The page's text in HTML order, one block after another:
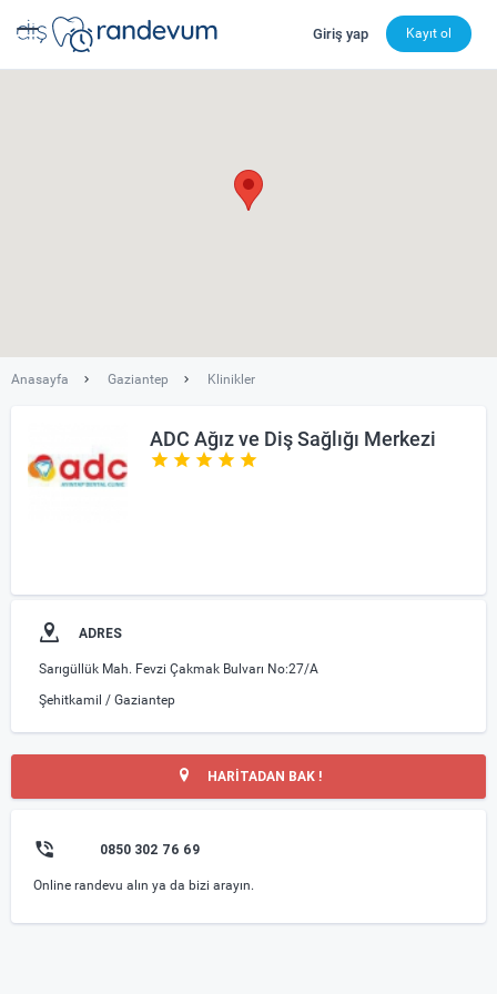
dishekimleri.net - Diş Hekimi Bul, Yorumları İncele ve
Giriş yap Kayıt ol
Anasayfa Gaziantep Klinikler
ADC Ağız ve Diş Sağlığı Merkezi
ADRES
Sarıgüllük Mah. Fevzi Çakmak Bulvarı No:27/A
Şehitkamil / Gaziantep
HARİTADAN BAK !
0850 302 76 69
Online randevu alın ya da bizi arayın.